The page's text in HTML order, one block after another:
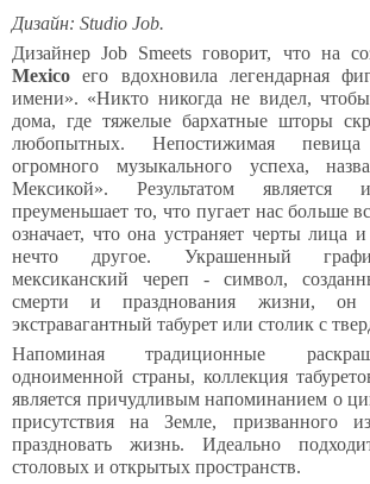
Дизайн: Studio Job.
Дизайнер Job Smeets говорит, что на
Mexicoего вдохновила легендарная
имени». «Никто никогда не видел,
дома, где тяжелые бархатные шторы
любопытных. Непостижимая
огромного музыкального успеха,
Мексикой». Результатом является
преуменьшает то, что пугает нас больше
означает, что она устраняет черты лица
нечто другое. Украшенный
мексиканский череп - символ,
смерти и празднования жизни, он
экстравагантный табурет или столик с
Напоминая традиционные
одноименной страны, коллекция
является причудливым напоминанием о
присутствия на Земле, призванного
праздновать жизнь. Идеально
столовых и открытых пространств.